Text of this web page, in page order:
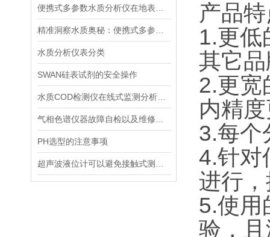
水质分析仪表分类
SWAN硅表试剂的安全操作
PH选型的注意事项
产品
1.更低
其它
2.更宽
内精
3.每个
4.针对
进行
5.使用
验，